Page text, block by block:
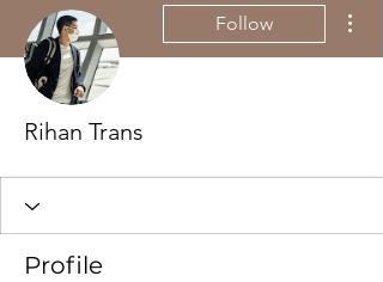
Follow
Rihan Trans
Profile